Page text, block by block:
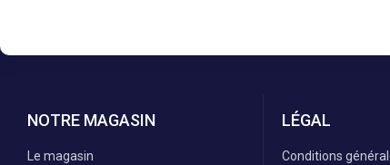
NOTRE MAGASIN
Le magasin
LÉGAL
Conditions